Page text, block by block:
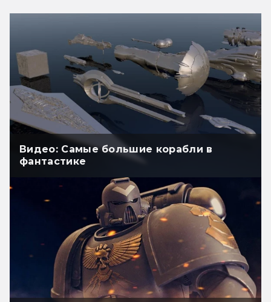
Видео: Самые большие корабли в
фантастике